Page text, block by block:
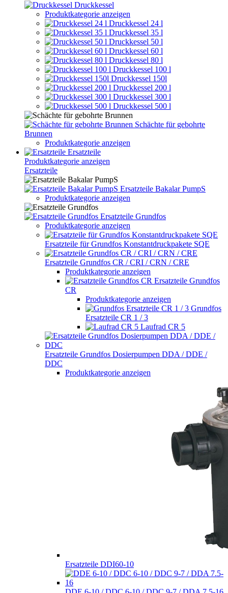
Druckkessel
Produktkategorie anzeigen
Druckkessel 24 l
Druckkessel 35 l
Druckkessel 50 l
Druckkessel 60 l
Druckkessel 80 l
Druckkessel 100 l
Druckkessel 150l
Druckkessel 200 l
Druckkessel 300 l
Druckkessel 500 l
Schächte für gebohrte
Brunnen
Produktkategorie anzeigen
Ersatzteile
Produktkategorie anzeigen
Ersatzteile
Ersatzteile Bakalar PumpS
Produktkategorie anzeigen
Ersatzteile Grundfos
Produktkategorie anzeigen
Ersatzteile für Grundfos Konstantdruckpakete SQE
Ersatzteile Grundfos CR / CRI / CRN / CRE
Produktkategorie anzeigen
Ersatzteile Grundfos
CR
Produktkategorie anzeigen
Grundfos
Ersatzteile CR 1 / 3
Laufrad CR 5
Ersatzteile Grundfos Dosierpumpen DDA / DDE /
DDC
Produktkategorie anzeigen
Ersatzteile DDI60-10